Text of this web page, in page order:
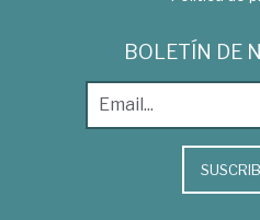
BOLETÍN DE